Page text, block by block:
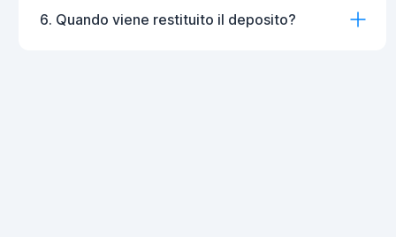
6. Quando viene restituito il deposito?